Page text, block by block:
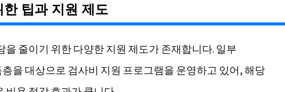
팁과 지원 제도
을 줄이기 위한 다양한 지원 제도가 존재합니다. 일부
을 대상으로 검사비 지원 프로그램을 운영하고 있어, 해당